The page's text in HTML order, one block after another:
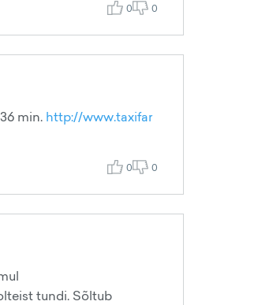
0 0
min. http://www.taxifar
0 0
tundi. Sõltub